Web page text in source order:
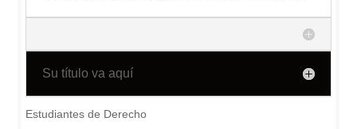
Su título va aquí
Estudiantes de Derecho